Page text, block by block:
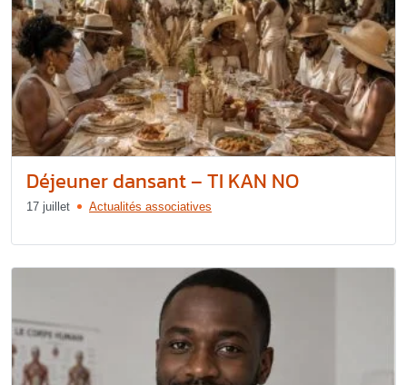
Déjeuner dansant – TI KAN NO
17 juillet Actualités associatives